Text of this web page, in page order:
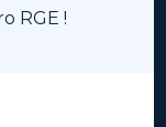
RGE !